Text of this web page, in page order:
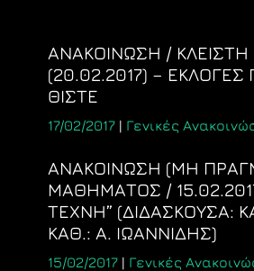
ΑΝΑΚΟΙΝΩΣΗ /
(20.02.2017) –
ΘΙΣΤΕ
17/02/2017 | Γενικές
ΑΝΑΚΟΙΝΩΣΗ (ΜΗ
ΜΑΘΗΜΑΤΟΣ /
ΤΕΧΝΗ” (ΔΙΔΑΣΚΟΥΣΑ:
ΚΑΘ.: Α. ΙΩΑΝΝΙΔΗΣ)
15/02/2017 | Γενικές